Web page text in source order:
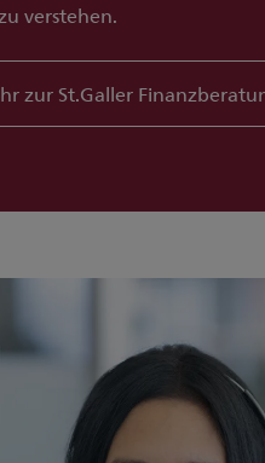
verstehen.
zur St.Galler